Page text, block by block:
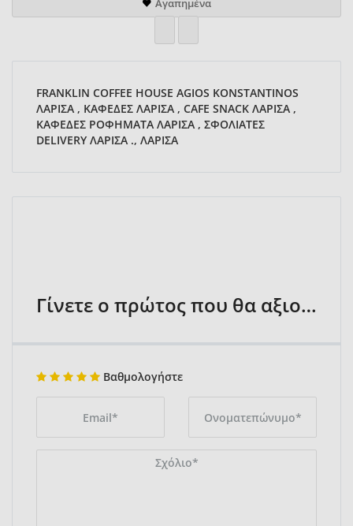
Αγαπημένα
FRANKLIN COFFEE HOUSE AGIOS KONSTANTINOS
ΛΑΡΙΣΑ , ΚΑΦΕΔΕΣ ΛΑΡΙΣΑ , CAFE SNACK ΛΑΡΙΣΑ ,
ΚΑΦΕΔΕΣ ΡΟΦΗΜΑΤΑ ΛΑΡΙΣΑ , ΣΦΟΛΙΑΤΕΣ
DELIVERY ΛΑΡΙΣΑ ., ΛΑΡΙΣΑ
Γίνετε ο πρώτος που θα αξιολογήσει
Βαθμολογήστε